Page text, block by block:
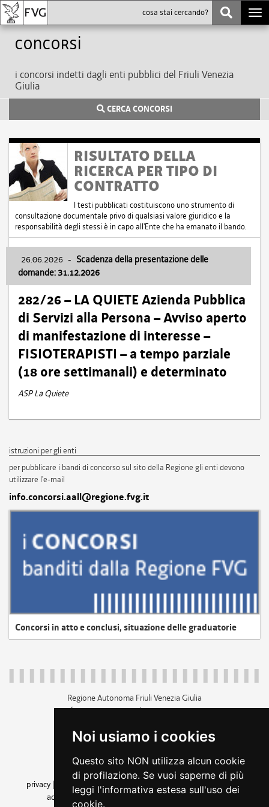
Noi usiamo i cookies
Questo sito NON utilizza alcun cookie
di profilazione. Se vuoi saperne di più
leggi l'informativa estesa sull'uso dei
cookie.
Concorsi
i concorsi indetti dagli enti pubblici del Friuli Venezia
Giulia
CERCA CONCORSI
RISULTATO DELLA
RICERCA PER TIPO DI
CONTRATTO
I testi pubblicati costituiscono uno strumento di
consultazione documentale privo di qualsiasi valore giuridico e la
responsabilità degli stessi è in capo all'Ente che ha emanato il bando.
26.06.2026 - Scadenza della presentazione delle
domande: 31.12.2026
282/26 – LA QUIETE Azienda Pubblica
di Servizi alla Persona – Avviso aperto
di manifestazione di interesse –
FISIOTERAPISTI – a tempo parziale
(18 ore settimanali) e determinato
ASP La Quiete
istruzioni per gli enti
per pubblicare i bandi di concorso sul sito della Regione gli enti devono
utilizzare l'e-mail
info.concorsi.aall@regione.fvg.it
Concorsi in atto e conclusi, situazione delle graduatorie
Regione Autonoma Friuli Venezia Giulia
c.f. 80014930327; p.iva 00526040324
+39 040 3771111
amministrazione trasparente
privacy
cookie |note legali accessibilità
dichiarazione di
accessibilità| feedback cambio preferenze cookie